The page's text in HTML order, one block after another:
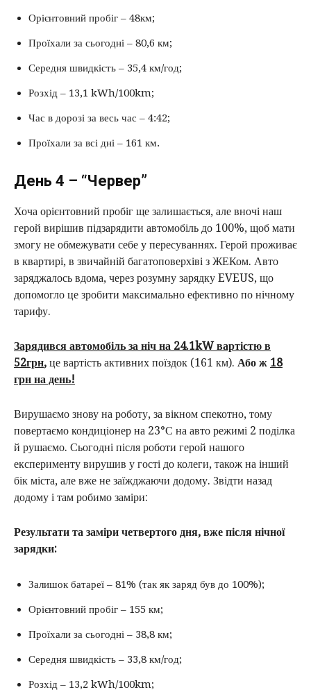
Орієнтовний пробіг – 48км;
Проїхали за сьогодні – 80,6 км;
Середня швидкість – 35,4 км/год;
Розхід – 13,1 kWh/100km;
Час в дорозі за весь час – 4:42;
Проїхали за всі дні – 161 км.
День 4 – “Червер”
Хоча орієнтовний пробіг ще залишається, але вночі наш
герой вирішив підзарядити автомобіль до 100%, щоб мати
змогу не обмежувати себе у пересуваннях. Герой проживає
в квартирі, в звичайній багатоповерхіві з ЖЕКом. Авто
заряджалось вдома, через розумну зарядку EVEUS, що
допомогло це зробити максимально ефективно по нічному
тарифу.
Зарядився автомобіль за ніч на 24.1kW вартістю в
52грн, це вартість активних поїздок (161 км). Або ж 18
грн на день!
Вирушаємо знову на роботу, за вікном спекотно, тому
повертаємо кондиціонер на 23°С на авто режимі 2 поділка
й рушаємо. Сьогодні після роботи герой нашого
експерименту вирушив у гості до колеги, також на інший
бік міста, але вже не заїжджаючи додому. Звідти назад
додому і там робимо заміри:
Результати та заміри четвертого дня, вже після нічної
зарядки:
Залишок батареї – 81% (так як заряд був до 100%);
Орієнтовний пробіг – 155 км;
Проїхали за сьогодні – 38,8 км;
Середня швидкість – 33,8 км/год;
Розхід – 13,2 kWh/100km;